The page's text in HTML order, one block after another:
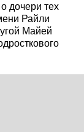
дочери тех
Райли
Майей